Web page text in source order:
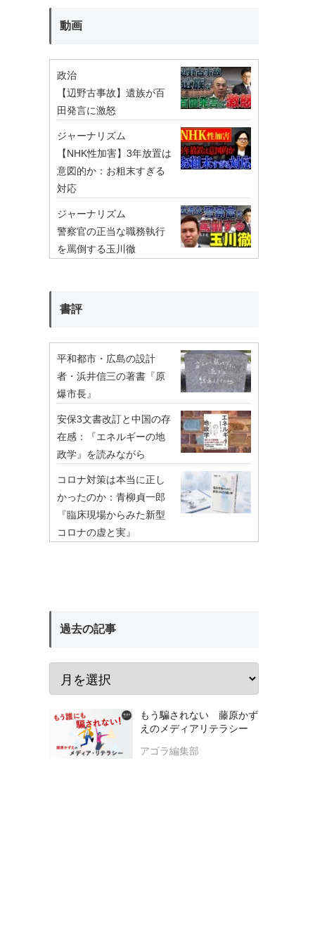
動画
政治
【辺野古事故】遺族が百
田発言に激怒
ジャーナリズム
【NHK性加害】3年放置は
意図的か：お粗末すぎる
対応
ジャーナリズム
警察官の正当な職務執行
を罵倒する玉川徹
書評
平和都市・広島の設計
者・浜井信三の著書『原
爆市長』
安保3文書改訂と中国の存
在感：『エネルギーの地
政学』を読みながら
コロナ対策は本当に正し
かったのか：青柳貞一郎
『臨床現場からみた新型
コロナの虚と実』
過去の記事
もう騙されない 藤原かず
えのメディアリテラシー
アゴラ編集部